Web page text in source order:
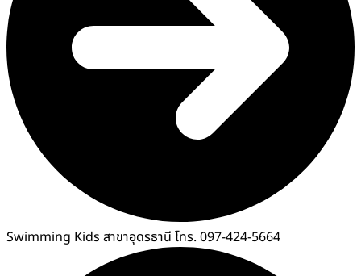
Swimming Kids สาขาอุดรธานี โทร. 097-424-5664